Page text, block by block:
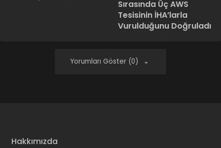
Sırasında Üç AWS
Tesisinin İHA’larla
Vurulduğunu Doğruladı
Yorumları Göster (0)
Hakkımızda